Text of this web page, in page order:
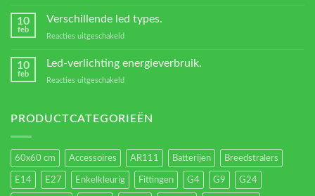
Transformators?
10
feb
Verschillende led types.
Reacties uitgeschakeld
led
10
feb
Led-verlichting energieverbruik.
Reacties uitgeschakeld
energieverbruik.
PRODUCTCATEGORIEËN
60x60 cm Accessoires AR111 Batterijen Breedstralers
E14 E27 Enkelkleurig Fittingen G4 G9 G24